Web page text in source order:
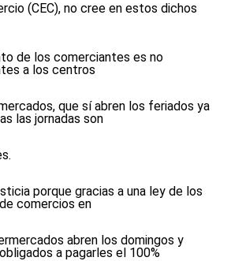
(CEC), no cree en estos dichos
de los comerciantes es no
a los centros
que sí abren los feriados ya
las jornadas son
porque gracias a una ley de los
comercios en
abren los domingos y
a pagarles el 100%